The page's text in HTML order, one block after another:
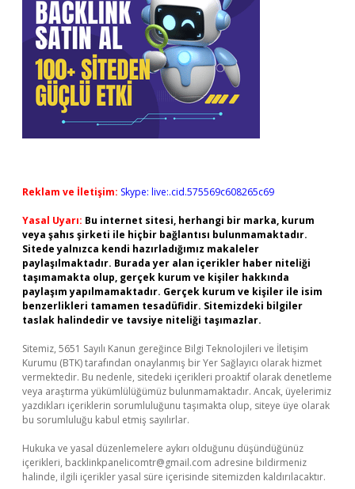
Reklam ve İletişim: Skype: live:.cid.575569c608265c69
Yasal Uyarı: Bu internet sitesi, herhangi bir marka, kurum
veya şahıs şirketi ile hiçbir bağlantısı bulunmamaktadır.
Sitede yalnızca kendi hazırladığımız makaleler
paylaşılmaktadır. Burada yer alan içerikler haber niteliği
taşımamakta olup, gerçek kurum ve kişiler hakkında
paylaşım yapılmamaktadır. Gerçek kurum ve kişiler ile isim
benzerlikleri tamamen tesadüfidir. Sitemizdeki bilgiler
taslak halindedir ve tavsiye niteliği taşımazlar.
Sitemiz, 5651 Sayılı Kanun gereğince Bilgi Teknolojileri ve İletişim
Kurumu (BTK) tarafından onaylanmış bir Yer Sağlayıcı olarak hizmet
vermektedir. Bu nedenle, sitedeki içerikleri proaktif olarak denetleme
veya araştırma yükümlülüğümüz bulunmamaktadır. Ancak, üyelerimiz
yazdıkları içeriklerin sorumluluğunu taşımakta olup, siteye üye olarak
bu sorumluluğu kabul etmiş sayılırlar.
Hukuka ve yasal düzenlemelere aykırı olduğunu düşündüğünüz
içerikleri, backlinkpanelicomtr@gmail.com adresine bildirmeniz
halinde, ilgili içerikler yasal süre içerisinde sitemizden kaldırılacaktır.